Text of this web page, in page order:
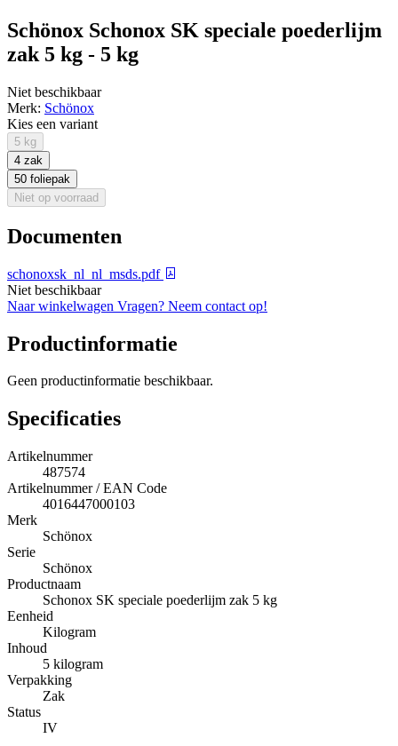
Schönox Schonox SK speciale poederlijm
zak 5 kg - 5 kg
Niet beschikbaar
Merk: Schönox
Kies een variant
5 kg
4 zak
50 foliepak
Niet op voorraad
Documenten
schonoxsk_nl_nl_msds.pdf
Niet beschikbaar
Naar winkelwagen Vragen? Neem contact op!
Productinformatie
Geen productinformatie beschikbaar.
Specificaties
Artikelnummer
487574
Artikelnummer / EAN Code
4016447000103
Merk
Schönox
Serie
Schönox
Productnaam
Schonox SK speciale poederlijm zak 5 kg
Eenheid
Kilogram
Inhoud
5 kilogram
Verpakking
Zak
Status
IV